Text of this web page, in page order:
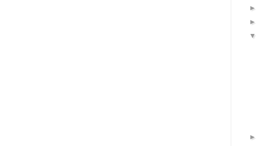
►
►
▼
►